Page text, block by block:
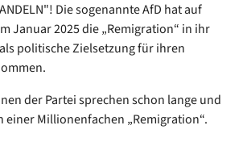
Die sogenannte AfD hat auf
Januar 2025 die „Remigration“ in ihr
politische Zielsetzung für ihren
der Partei sprechen schon lange und
einer Millionenfachen „Remigration“.